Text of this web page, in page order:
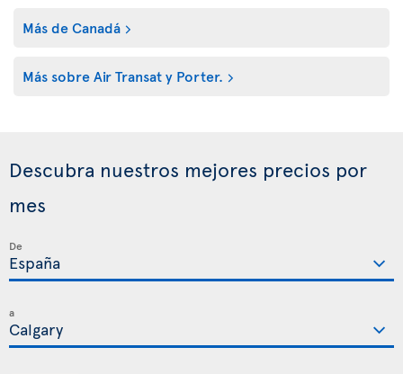
Más de Canadá
Más sobre Air Transat y Porter.
Descubra nuestros mejores precios por
mes
De
a